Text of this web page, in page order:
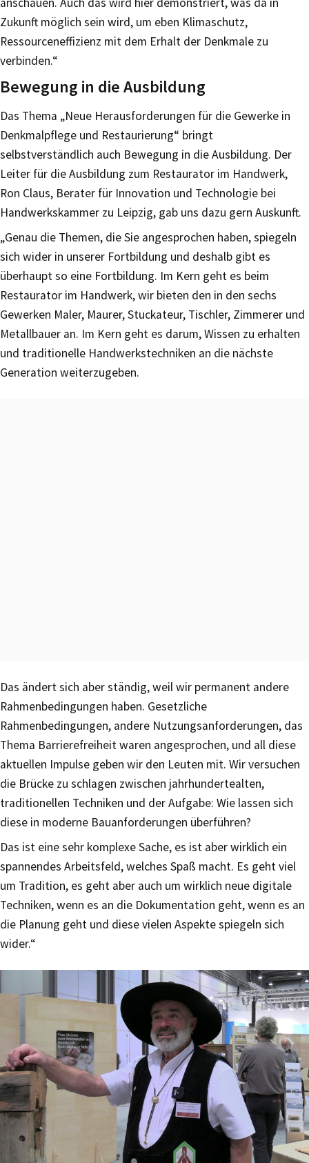
Zukunft möglich sein wird, um eben Klimaschutz,
Ressourceneffizienz mit dem Erhalt der Denkmale zu
verbinden.“
Bewegung in die Ausbildung
Das Thema „Neue Herausforderungen für die Gewerke in
Denkmalpflege und Restaurierung“ bringt
selbstverständlich auch Bewegung in die Ausbildung. Der
Leiter für die Ausbildung zum Restaurator im Handwerk,
Ron Claus, Berater für Innovation und Technologie bei
Handwerkskammer zu Leipzig, gab uns dazu gern Auskunft.
„Genau die Themen, die Sie angesprochen haben, spiegeln
sich wider in unserer Fortbildung und deshalb gibt es
überhaupt so eine Fortbildung. Im Kern geht es beim
Restaurator im Handwerk, wir bieten den in den sechs
Gewerken Maler, Maurer, Stuckateur, Tischler, Zimmerer und
Metallbauer an. Im Kern geht es darum, Wissen zu erhalten
und traditionelle Handwerkstechniken an die nächste
Generation weiterzugeben.
Das ändert sich aber ständig, weil wir permanent andere
Rahmenbedingungen haben. Gesetzliche
Rahmenbedingungen, andere Nutzungsanforderungen, das
Thema Barrierefreiheit waren angesprochen, und all diese
aktuellen Impulse geben wir den Leuten mit. Wir versuchen
die Brücke zu schlagen zwischen jahrhundertealten,
traditionellen Techniken und der Aufgabe: Wie lassen sich
diese in moderne Bauanforderungen überführen?
Das ist eine sehr komplexe Sache, es ist aber wirklich ein
spannendes Arbeitsfeld, welches Spaß macht. Es geht viel
um Tradition, es geht aber auch um wirklich neue digitale
Techniken, wenn es an die Dokumentation geht, wenn es an
die Planung geht und diese vielen Aspekte spiegeln sich
wider.“